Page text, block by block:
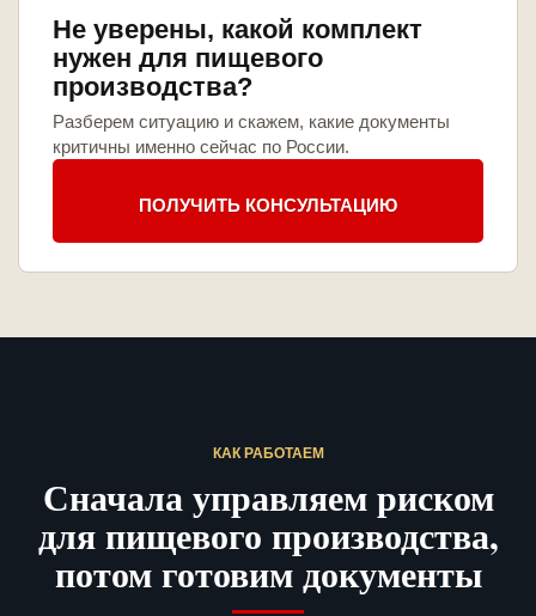
Не уверены, какой комплект
нужен для пищевого
производства?
Разберем ситуацию и скажем, какие документы
критичны именно сейчас по России.
ПОЛУЧИТЬ КОНСУЛЬТАЦИЮ
КАК РАБОТАЕМ
Сначала управляем риском
для пищевого производства,
потом готовим документы